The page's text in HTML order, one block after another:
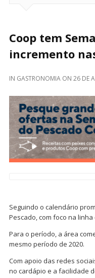
Coop tem
incremento
IN GASTRONOMIA ON 26 DE
Seguindo o calendário
Pescado, com foco na
Para o período, a área
mesmo período de 2020.
Com apoio das redes
no cardápio e a facilidade